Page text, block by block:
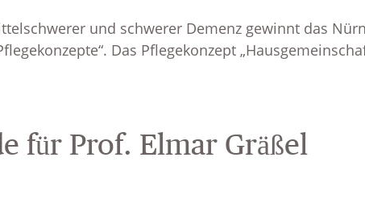
und schwerer Demenz gewinnt das
Das Pflegekonzept
für Prof. Elmar Gräßel